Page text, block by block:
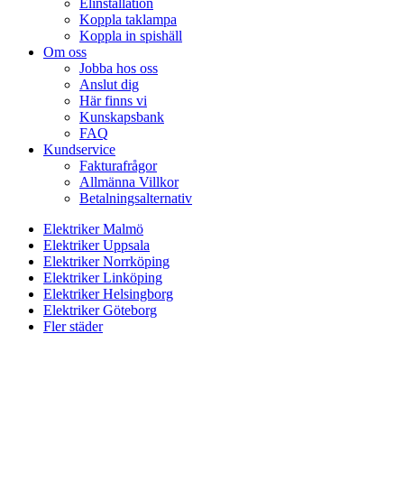
Koppla taklampa
Koppla in spishäll
Om oss
Jobba hos oss
Anslut dig
Här finns vi
Kunskapsbank
FAQ
Kundservice
Fakturafrågor
Allmänna Villkor
Betalningsalternativ
Elektriker Malmö
Elektriker Uppsala
Elektriker Norrköping
Elektriker Linköping
Elektriker Helsingborg
Elektriker Göteborg
Fler städer